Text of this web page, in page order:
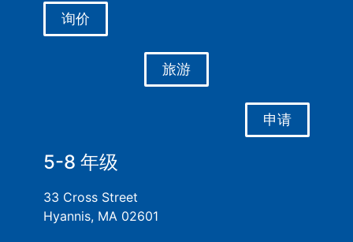
询价
旅游
申请
5-8 年级
33 Cross Street
Hyannis, MA 02601